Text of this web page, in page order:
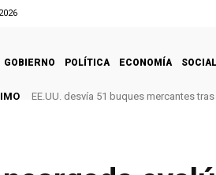
GOBIERNO POLÍTICA ECONOMÍA SOCIAL
EE.UU. desvía 51 buques mercantes